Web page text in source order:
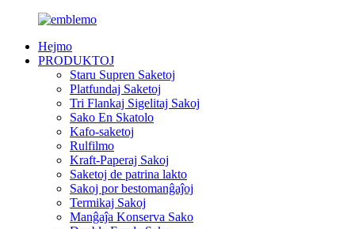
Hejmo
PRODUKTOJ
Staru Supren Saketoj
Platfundaj Saketoj
Tri Flankaj Sigelitaj Sakoj
Sako En Skatolo
Kafo-saketoj
Rulfilmo
Kraft-Paperaj Sakoj
Saketoj de patrina lakto
Sakoj por bestomanĝaĵoj
Termikaj Sakoj
Manĝaĵa Konserva Sako